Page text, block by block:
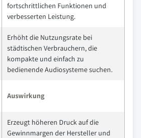
fortschrittlichen Funktionen und
verbesserten Leistung.
Erhöht die Nutzungsrate bei
städtischen Verbrauchern, die
kompakte und einfach zu
bedienende Audiosysteme suchen.
Auswirkung
Erzeugt höheren Druck auf die
Gewinnmargen der Hersteller und